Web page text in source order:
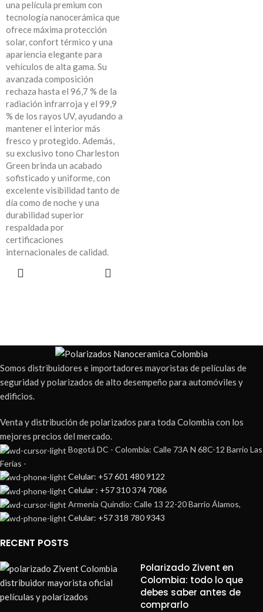
una película premium con
tecnología nanocerámica que
ofrece máxima protección
solar, confort térmico y una
apariencia elegante para
vehículos de alta gama. Su
avanzada composición
rechaza hasta el 96,7 % de la
radiación infrarroja y el 99,9
% de los rayos UV, ayudando a
mantener el interior más
fresco y protegido. Además,
su exclusivo tono Charleston
Green brinda un acabado
sofisticado y uniforme, con
excelente visibilidad tanto de
día como de noche y una
durabilidad superior
respaldada por
certificaciones
internacionales de calidad.
Somos distribuidores e importadores mayoristas de películas de
seguridad y polarizados de alto desempeño para automóviles y
edificios.
Venta y distribución de polarizados para toda Colombia con los
mejores precios del mercado.
Bogotá DC - Colombia: Calle 73A N 68C-12 Barrio Las
Ferias -
Celular: +57 601 480 9122
Celular : +57 310 374 7086
Armenia Quindío: Calle 13 22-20 Barrio Álamos,
Celular: +57 318 780 9343
RECENT POSTS
Polarizado Zivent en
Colombia: todo lo que
debes saber antes de
comprarlo